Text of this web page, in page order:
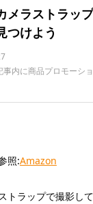
メラストラッ
つけよう
内に商品プロモーシ
照:Amazon
トラップで撮影し